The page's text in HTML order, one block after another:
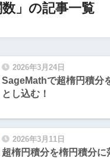
数」の記事一覧
2026年3月24日
SageMathで超楕円積分
とし込む！
2026年3月11日
超楕円積分を楕円積分に